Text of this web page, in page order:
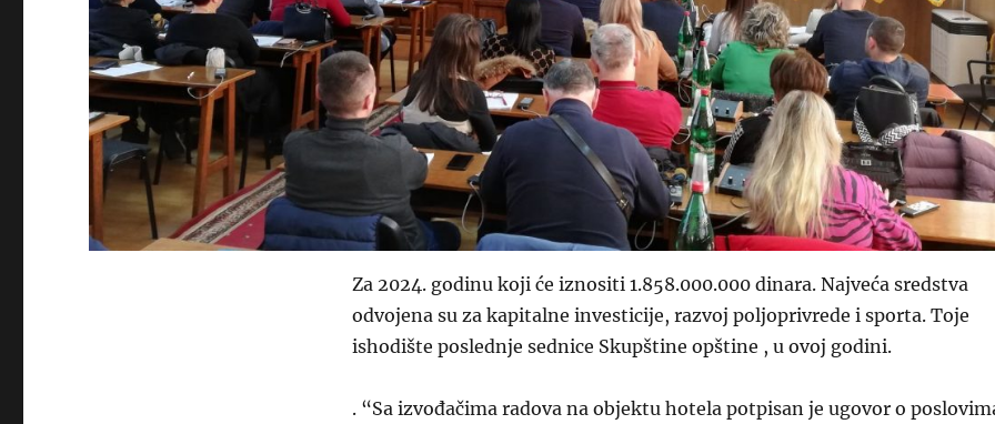
Za 2024. godinu koji će iznositi 1.858.000.000 dinara. Najveća sredstva
odvojena su za kapitalne investicije, razvoj poljoprivrede i sporta. Toje
ishodište poslednje sednice Skupštine opštine , u ovoj godini.
. “Sa izvođačima radova na objektu hotela potpisan je ugovor o